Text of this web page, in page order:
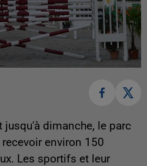
jusqu'à dimanche, le parc
environ 150
Les sportifs et leur